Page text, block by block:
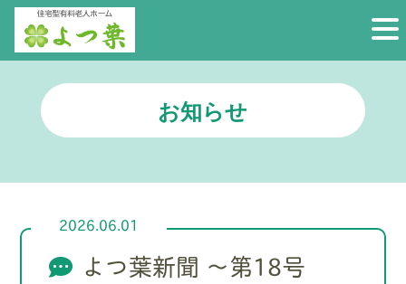
お知らせ
2026.06.01
よつ葉新聞 ～第18号